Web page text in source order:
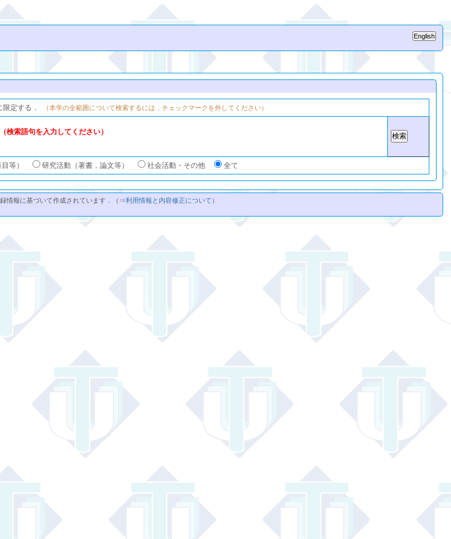
限定する． （本学の全範囲について検索するには，チェックマークを外してください）
検索語句を入力してください）
等） 研究活動（著書，論文等） 社会活動・その他 全て
情報に基づいて作成されています．（⇒利用情報と内容修正について ）